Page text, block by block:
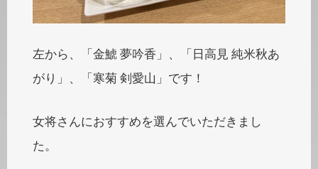
左から、「金鯱 夢吟香」、「日高見 純米秋あ
がり」、「寒菊 剣愛山」です！
女将さんにおすすめを選んでいただきまし
た。